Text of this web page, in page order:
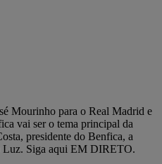
Mourinho para o Real Madrid e
vai ser o tema principal da
presidente do Benfica, a
Luz. Siga aqui EM DIRETO.